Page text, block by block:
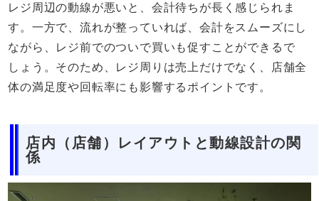
レジ周辺の動線が悪いと、会計待ちが長く感じられま
す。一方で、流れが整っていれば、会計をスムーズにし
ながら、レジ前でのついで買いも促すことができるで
しょう。そのため、レジ周りは売上だけでなく、店舗全
体の満足度や回転率にも影響するポイントです。
店内（店舗）レイアウトと動線設計の関
係